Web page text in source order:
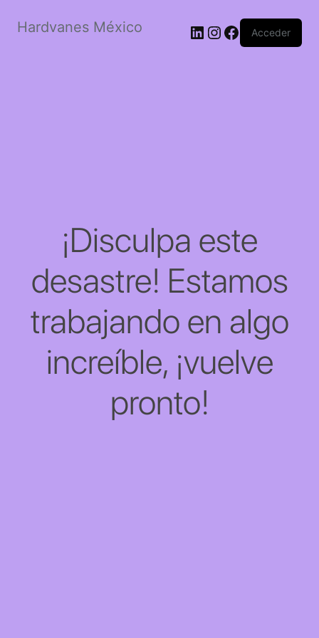
Hardvanes México LinkedIn
Instagram
Facebook
Acceder
¡Disculpa este
desastre! Estamos
trabajando en algo
increíble, ¡vuelve
pronto!